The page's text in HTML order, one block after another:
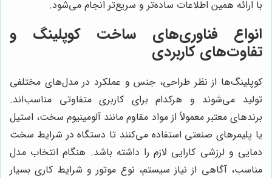
با ارائه همین اطلاعات ساده‌تر و سریع‌تر انجام می‌شود.
انواع فناوری‌های ساخت کوپلینگ و
تفاوت‌های کاربردی
کوپلینگ‌ها از نظر طراحی، جنس و عملکرد در مدل‌های مختلفی
تولید می‌شوند و هرکدام برای کاربری متفاوتی مناسب‌اند.
برندهای معتبر معمولاً از مواد مقاوم مانند آلومینیوم سخت، استیل
یا پلیمرهای صنعتی استفاده می‌کنند تا دستگاه در شرایط سخت
دمایی و لرزشی کارایی لازم را داشته باشد. هنگام انتخاب مدل
مناسب، آگاهی از نیاز سیستم، نوع موتور و شرایط کاری بسیار